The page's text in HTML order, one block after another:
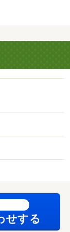
防災キット」
せする